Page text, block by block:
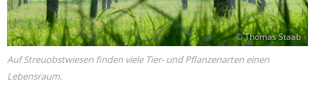
© Thomas Staab
Auf Streuobstwiesen finden viele Tier- und Pflanzenarten einen
Lebensraum.